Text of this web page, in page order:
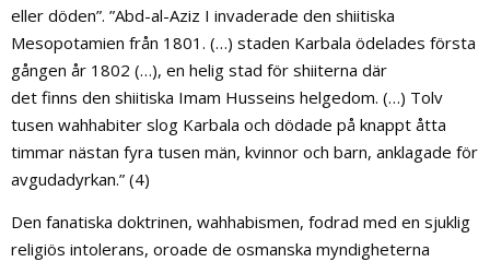
eller döden”. ”Abd-al-Aziz I invaderade den shiitiska
Mesopotamien från 1801. (…) staden Karbala ödelades första
gången år 1802 (…), en helig stad för shiiterna där
det finns den shiitiska Imam Husseins helgedom. (…) Tolv
tusen wahhabiter slog Karbala och dödade på knappt åtta
timmar nästan fyra tusen män, kvinnor och barn, anklagade för
avgudadyrkan.” (4)
Den fanatiska doktrinen, wahhabismen, fodrad med en sjuklig
religiös intolerans, oroade de osmanska myndigheterna